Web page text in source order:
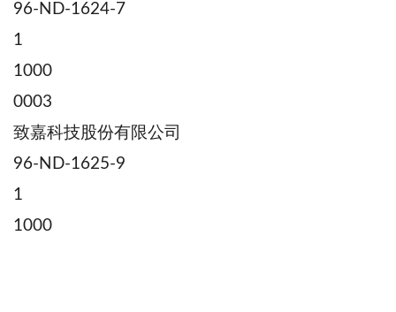
96-ND-1624-7
1
1000
0003
致嘉科技股份有限公司
96-ND-1625-9
1
1000